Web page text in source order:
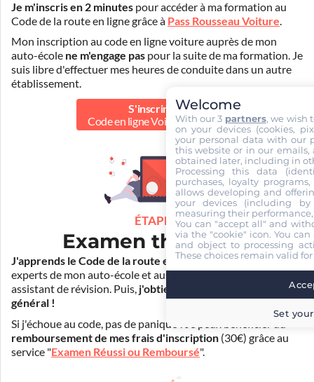
Je m'inscris en 2 minutes pour accéder à ma formation au
Code de la route en ligne grâce à Pass Rousseau Voiture.
Mon inscription au code en ligne voiture auprès de mon
auto-école ne m'engage pas pour la suite de ma formation. Je
suis libre d'effectuer mes heures de conduite dans un autre
établissement.
S'inscrire au
Code en ligne Voiture 39.90 €
ÉTAPE 2
Examen théorique
J'apprends le Code de la route en ligne . Je suis aidé par les
experts de mon auto-école et aussi par Mister Codes, mon
assistant de révision. Puis, j'obtiens l'examen théorique
général !
Si j'échoue au code, pas de panique ! Je peux bénéficier du
remboursement de mes frais d'inscription (30€) grâce au
service "Examen Réussi ou Remboursé".
Welcome
With our 3 partners, we wish
on your devices (cookies,
your personal data with our
this website or in our emails,
obtained later, including in
Processing this data
purchases, loyalty
allows developing and
your devices (including
measuring their
You can "accept all" and
via the "cookie" icon. You
and object to processing
These choices remain valid
Set